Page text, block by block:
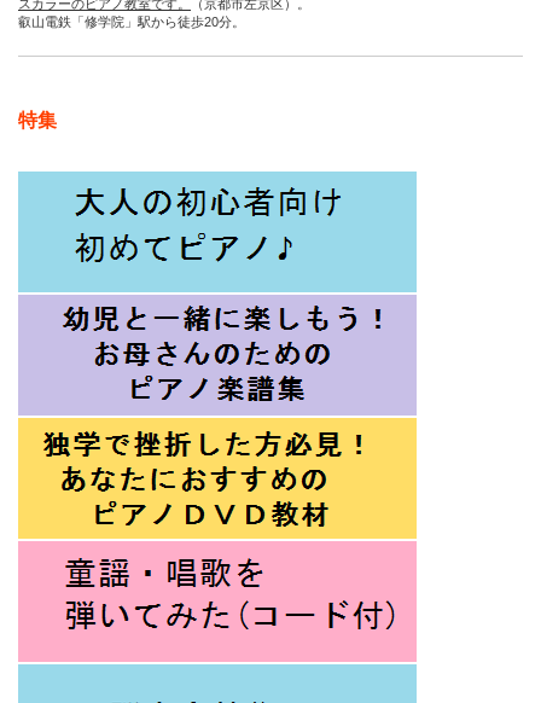
スカラーのピアノ教室です。
（京都市左京区）。
叡山電鉄「修学院」駅から徒歩20分。
特集